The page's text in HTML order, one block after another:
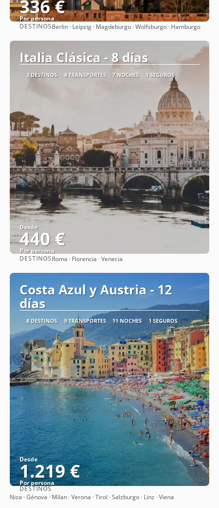
336 €
Por persona
Ver
DESTINOSBerlin · Leipzig · Magdeburgo · Wolfsburgo · Hamburgo
Italia Clásica - 8 días
3 DESTINOS 4 TRANSPORTES 7 NOCHES 1 SEGUROS
Desde
440 €
Por persona
Ver
DESTINOSRoma · Florencia · Venecia
Costa Azul y Austria - 12
días
8 DESTINOS 9 TRANSPORTES 11 NOCHES 1 SEGUROS
Desde
1.219 €
Por persona
Ver
DESTINOS
Niza · Génova · Milan · Verona · Tirol · Salzburgo · Linz · Viena